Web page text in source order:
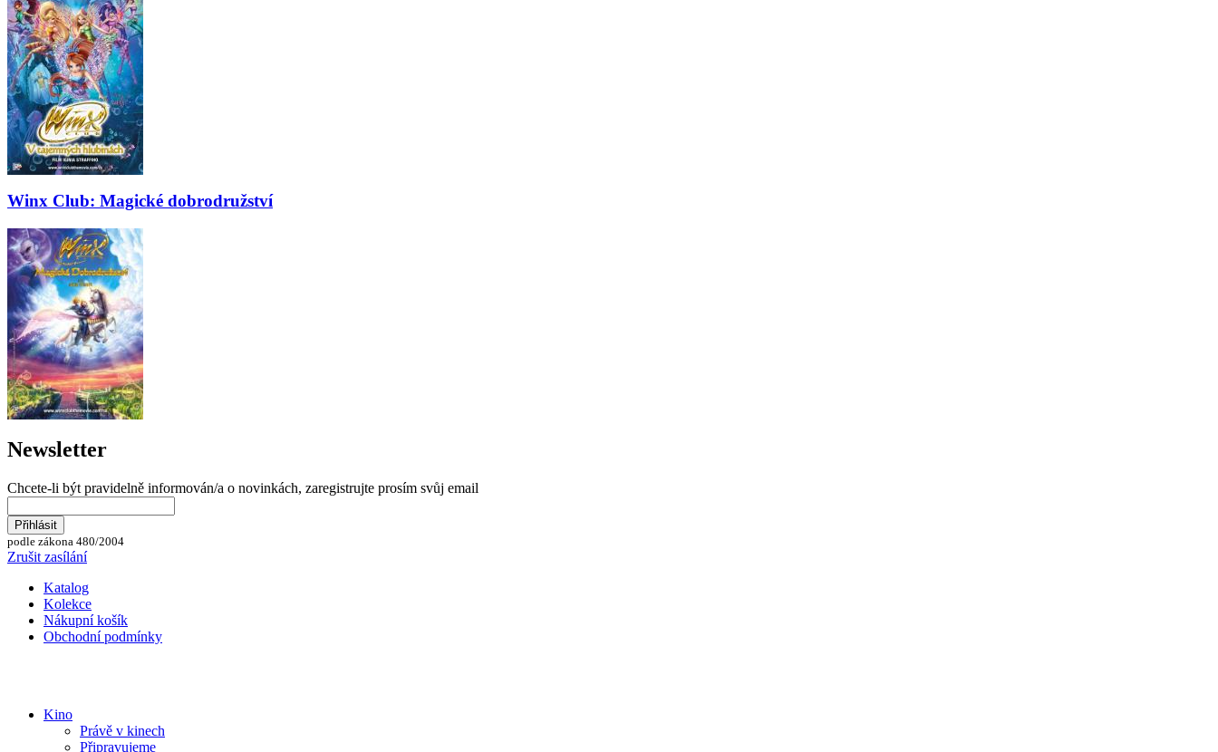
Winx Club: Magické dobrodružství
Newsletter
Chcete-li být pravidelně informován/a o novinkách, zaregistrujte prosím svůj email
podle zákona 480/2004
Zrušit zasílání
Katalog
Kolekce
Nákupní košík
Obchodní podmínky
Kino
Právě v kinech
Připravujeme